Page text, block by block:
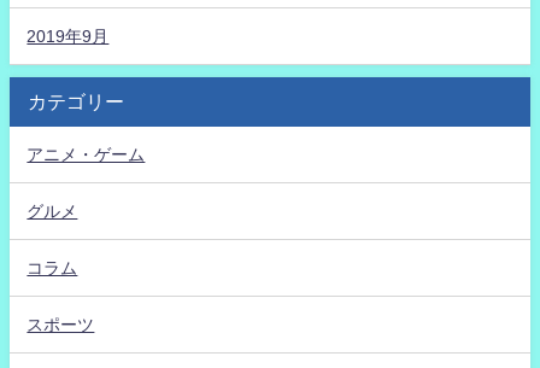
2019年9月
カテゴリー
アニメ・ゲーム
グルメ
コラム
スポーツ